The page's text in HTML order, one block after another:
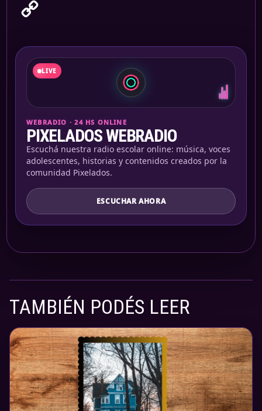
LIVE
WEBRADIO · 24 HS ONLINE
PIXELADOS WEBRADIO
Escuchá nuestra radio escolar online: música, voces
adolescentes, historias y contenidos creados por la
comunidad Pixelados.
ESCUCHAR AHORA
TAMBIÉN PODÉS LEER